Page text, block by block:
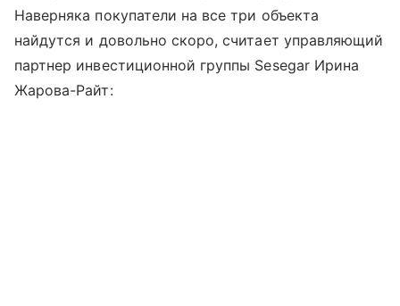
Наверняка покупатели на все три объекта
найдутся и довольно скоро, считает управляющий
партнер инвестиционной группы Sesegar Ирина
Жарова-Райт: